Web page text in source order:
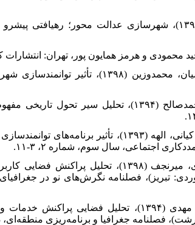
۱۵. سعیدی رضوانی، هادی و نوریان، فرشاد (۱۳۹۳)، شهرسازی عدالت
۱۷. شفیعی، محمود؛ آقایی طوق، مسلم و کریمیان،
۱۸. عزیزی، محمدمهدی و شکوهی بیدهندی، محمدصالح (۱۳۹۴)،
۱۹. فتایی، مهری؛ سیدی، فرانک؛ فتایی، پریسا و کیانی، الهه
اجتماعی، سال سوم، شماره ۲، ۳-۱۱.
۲۰. کوشانه، روشن؛ عزت پناه، بختیار و موسوی،
۲۱. مبارکی، امید؛ زینالپور، امید و عبداله زاده، مهدی
جغرافیا و برنامه‌ریزی منطقه‌ای، دوره ۵، شماره ۱۸،